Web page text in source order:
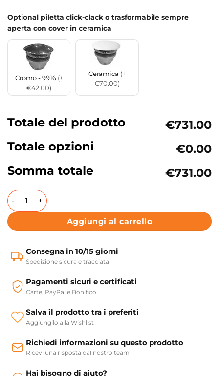
Optional piletta click-clack o trasformabile sempre
aperta con cover in ceramica
Cromo - 9916 (+
€42.00)
Ceramica (+
€70.00)
Totale del prodotto
€731.00
Totale opzioni
€0.00
Somma totale
€731.00
Mobile bagno a terra struttura con lavabo in ceramica
Aggiungi al carrello
Consegna in 10/15 giorni
Spedizione sicura e tracciata
Pagamenti sicuri e certificati
Carte, PayPal e Bonifico
Salva il prodotto tra i preferiti
Aggiungilo alla Wishlist
Richiedi informazioni su questo prodotto
Ricevi una risposta dal nostro team
Hai bisogno di aiuto?